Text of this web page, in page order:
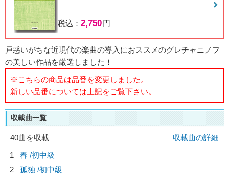
税込： 2,750円
戸惑いがちな近現代の楽曲の導入におススメのグレチャニノフ
の美しい作品を厳選しました！
※こちらの商品は品番を変更しました。
新しい品番については上記をご覧下さい。
収載曲一覧
40曲を収載
収載曲の詳細
1
春 /初中級
2
孤独 /初中級